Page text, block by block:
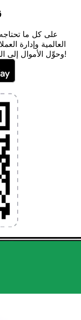
العالمية وإدارة
وحوِّل الأموال إلى الخارج بدون رسوم خفية. قم بالتحميل اليوم!